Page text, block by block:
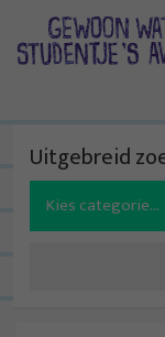
Uitgebreid
Search
for: